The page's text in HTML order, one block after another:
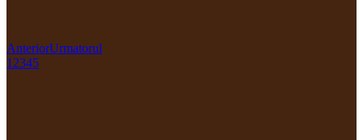
AnteriorUrmatorul
1 2345